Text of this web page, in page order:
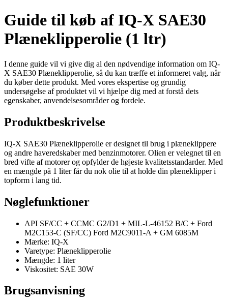
Guide til køb af IQ-X SAE30
Plæneklipperolie (1 ltr)
I denne guide vil vi give dig al den nødvendige information om IQ-
X SAE30 Plæneklipperolie, så du kan træffe et informeret valg, når
du køber dette produkt. Med vores ekspertise og grundig
undersøgelse af produktet vil vi hjælpe dig med at forstå dets
egenskaber, anvendelsesområder og fordele.
Produktbeskrivelse
IQ-X SAE30 Plæneklipperolie er designet til brug i plæneklippere
og andre haveredskaber med benzinmotorer. Olien er velegnet til en
bred vifte af motorer og opfylder de højeste kvalitetsstandarder. Med
en mængde på 1 liter får du nok olie til at holde din plæneklipper i
topform i lang tid.
Nøglefunktioner
API SF/CC + CCMC G2/D1 + MIL-L-46152 B/C + Ford
M2C153-C (SF/CC) Ford M2C9011-A + GM 6085M
Mærke: IQ-X
Varetype: Plæneklipperolie
Mængde: 1 liter
Viskositet: SAE 30W
Brugsanvisning